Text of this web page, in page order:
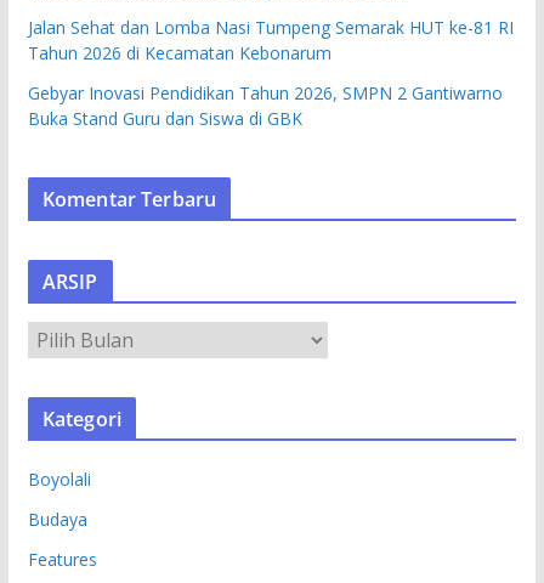
Jalan Sehat dan Lomba Nasi Tumpeng Semarak HUT ke-81 RI
Tahun 2026 di Kecamatan Kebonarum
Gebyar Inovasi Pendidikan Tahun 2026, SMPN 2 Gantiwarno
Buka Stand Guru dan Siswa di GBK
Komentar Terbaru
ARSIP
R
S
Kategori
Boyolali
Budaya
Features